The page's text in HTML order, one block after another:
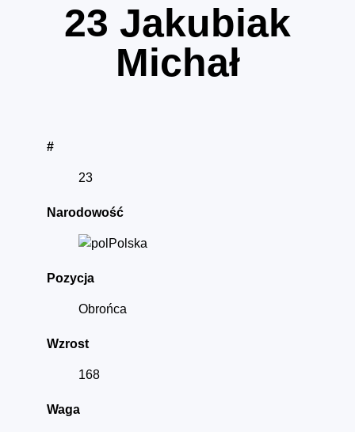
23 Jakubiak
Michał
#
23
Narodowość
Polska
Pozycja
Obrońca
Wzrost
168
Waga